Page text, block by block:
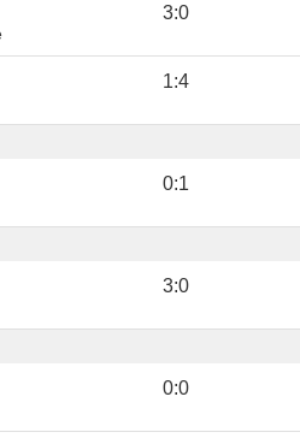
3:0
1:4
0:1
3:0
0:0